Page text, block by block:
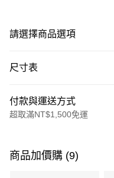
請選擇商品選項
尺寸表
付款與運送方式
超取滿NT$1,500免運
信用卡一次付款
商品加價購 (9)